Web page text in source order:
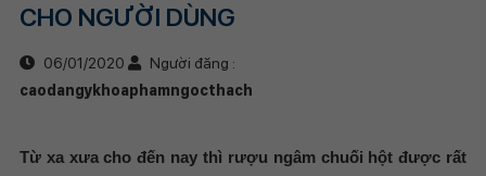
CHO NGƯỜI DÙNG
06/01/2020
Người đăng :
caodangykhoaphamngocthach
Từ xa xưa cho đến nay thì rượu ngâm chuối hột được rất